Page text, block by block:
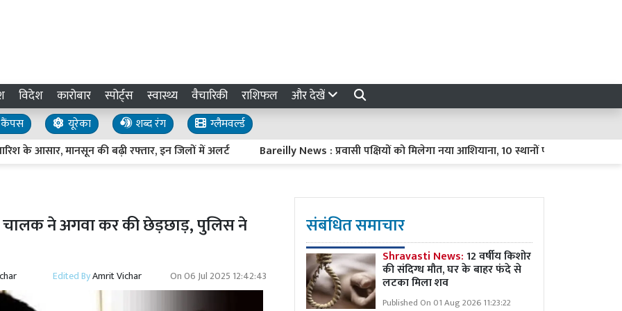
विदेश कारोबार स्पोर्ट्स स्वास्थ्य वैचारिकी राशिफल और देखें
यूरेका शब्द रंग
ग्लैमवर्ल्ड
आसार, मानसून की बढ़ी रफ्तार, इन जिलों में अलर्ट Bareilly News : प्रवासी पक्षियों को मिलेगा नया आशियाना, 10 स्थानों पर विकसित होंगे
ने अगवा कर की छेड़छाड़, पुलिस ने
Edited ByAmrit Vichar On06 Jul 2025 12:42:43
संबंधित समाचार
Shravasti News:12 वर्षीय किशोर
की संदिग्ध मौत, घर के बाहर फंदे से
लटका मिला शव
Published On 01 Aug 2026 11:23:22